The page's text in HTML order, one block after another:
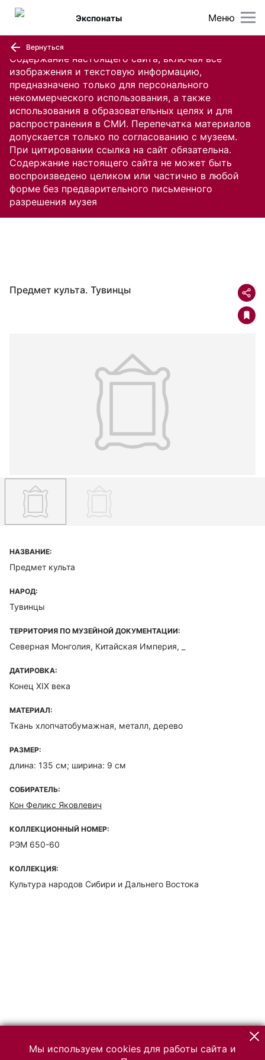
Содержание настоящего сайта, включая все
изображения и текстовую информацию,
предназначено только для персонального
некоммерческого использования, а также
использования в образовательных целях и для
распространения в СМИ. Перепечатка материалов
допускается только по согласованию с музеем.
При цитировании ссылка на сайт обязательна.
Содержание настоящего сайта не может быть
воспроизведено целиком или частично в любой
форме без предварительного письменного
разрешения музея
Меню
Экспонаты
Вернуться
Предмет культа. Тувинцы
НАЗВАНИЕ:
Предмет культа
НАРОД:
Тувинцы
ТЕРРИТОРИЯ ПО МУЗЕЙНОЙ ДОКУМЕНТАЦИИ:
Северная Монголия, Китайская Империя, _
ДАТИРОВКА:
Конец XIX века
МАТЕРИАЛ:
Ткань хлопчатобумажная, металл, дерево
РАЗМЕР:
длина: 135 см; ширина: 9 см
СОБИРАТЕЛЬ:
Кон Феликс Яковлевич
КОЛЛЕКЦИОННЫЙ НОМЕР:
РЭМ 650-60
КОЛЛЕКЦИЯ:
Культура народов Сибири и Дальнего Востока
Мы используем cookies для работы сайта и